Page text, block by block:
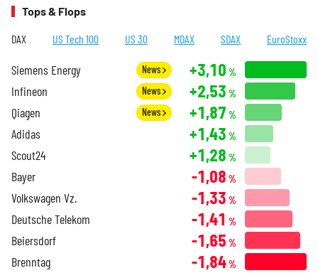
Tops & Flops
DAX US Tech 100 US 30 MDAX SDAX EuroStoxx
Siemens Energy News +3,10 %
Infineon News +2,53 %
Qiagen News +1,87 %
Adidas +1,43 %
Scout24 +1,28 %
Bayer -1,08 %
Volkswagen Vz. -1,33 %
Deutsche Telekom -1,41 %
Beiersdorf -1,65 %
Brenntag -1,84%